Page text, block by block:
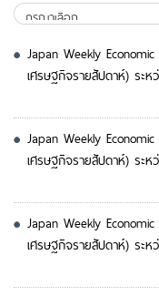
Japan Weekly
เศรษฐกิจรายสัปดาห์) ระห
Japan Weekly
เศรษฐกิจรายสัปดาห์) ระ
Japan Weekly
เศรษฐกิจรายสัปดาห์) ระ